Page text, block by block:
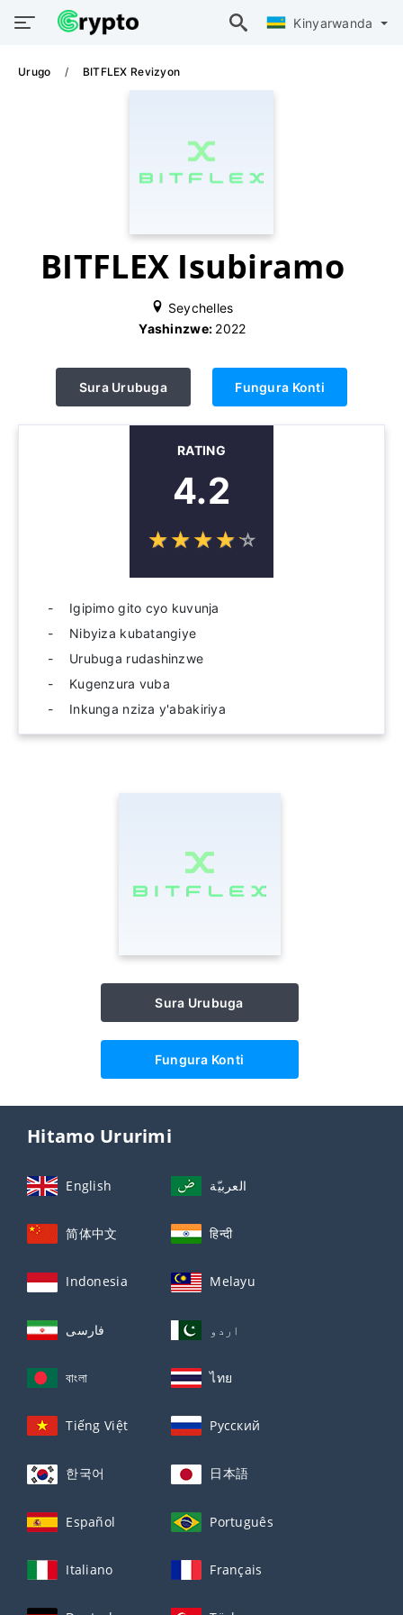
Kinyarwanda
Urugo BITFLEX Revizyon
BITFLEX Isubiramo
Seychelles
Yashinzwe: 2022
Sura Urubuga Fungura Konti
RATING
4.2
☆☆☆☆☆
★★★★★
Igipimo gito cyo kuvunja
Nibyiza kubatangiye
Urubuga rudashinzwe
Kugenzura vuba
Inkunga nziza y'abakiriya
Sura Urubuga
Fungura Konti
Hitamo Ururimi
English العربيّة
简体中文 हिन्दी
Indonesia Melayu
فارسی اردو
বাংলা ไทย
Tiếng Việt Русский
한국어 日本語
Español Português
Italiano Français